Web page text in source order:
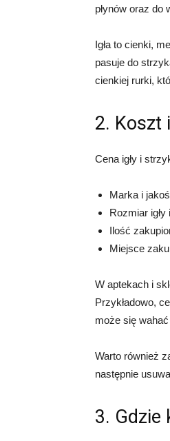
płynów oraz
Igła to cienki,
pasuje do
cienkiej rurki,
2. Koszt
Cena igły i
Marka i
Rozmiar
Ilość
Miejsce
W aptekach i
Przykładowo,
może się
Warto również
następnie
3. Gdzie